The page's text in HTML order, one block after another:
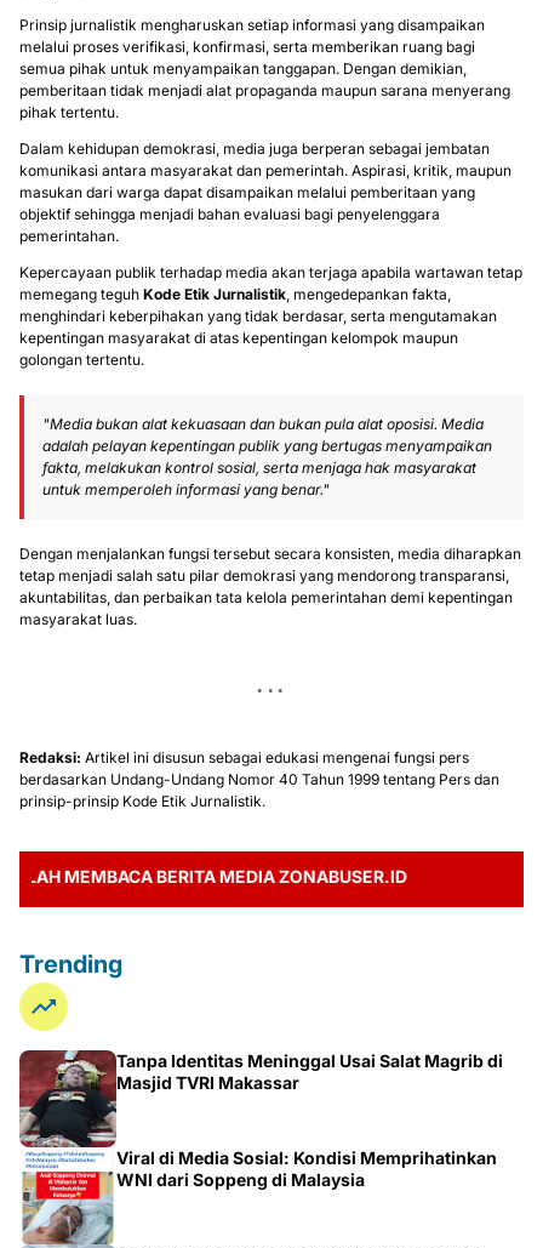
Prinsip jurnalistik mengharuskan setiap informasi yang disampaikan
melalui proses verifikasi, konfirmasi, serta memberikan ruang bagi
semua pihak untuk menyampaikan tanggapan. Dengan demikian,
pemberitaan tidak menjadi alat propaganda maupun sarana menyerang
pihak tertentu.
Dalam kehidupan demokrasi, media juga berperan sebagai jembatan
komunikasi antara masyarakat dan pemerintah. Aspirasi, kritik, maupun
masukan dari warga dapat disampaikan melalui pemberitaan yang
objektif sehingga menjadi bahan evaluasi bagi penyelenggara
pemerintahan.
Kepercayaan publik terhadap media akan terjaga apabila wartawan tetap
memegang teguh Kode Etik Jurnalistik, mengedepankan fakta,
menghindari keberpihakan yang tidak berdasar, serta mengutamakan
kepentingan masyarakat di atas kepentingan kelompok maupun
golongan tertentu.
"Media bukan alat kekuasaan dan bukan pula alat oposisi. Media
adalah pelayan kepentingan publik yang bertugas menyampaikan
fakta, melakukan kontrol sosial, serta menjaga hak masyarakat
untuk memperoleh informasi yang benar."
Dengan menjalankan fungsi tersebut secara konsisten, media diharapkan
tetap menjadi salah satu pilar demokrasi yang mendorong transparansi,
akuntabilitas, dan perbaikan tata kelola pemerintahan demi kepentingan
masyarakat luas.
Redaksi: Artikel ini disusun sebagai edukasi mengenai fungsi pers
berdasarkan Undang-Undang Nomor 40 Tahun 1999 tentang Pers dan
prinsip-prinsip Kode Etik Jurnalistik.
MEMBACA BERITA MEDIA ZONABUSER.ID
Trending
Tanpa Identitas Meninggal Usai Salat Magrib di
Masjid TVRI Makassar
Viral di Media Sosial: Kondisi Memprihatinkan
WNI dari Soppeng di Malaysia